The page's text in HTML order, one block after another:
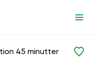
45 minutter